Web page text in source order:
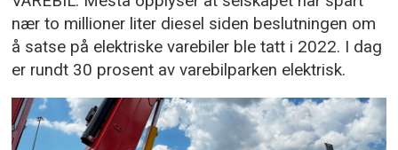
nær to millioner liter diesel siden beslutningen om
å satse på elektriske varebiler ble tatt i 2022. I dag
er rundt 30 prosent av varebilparken elektrisk.